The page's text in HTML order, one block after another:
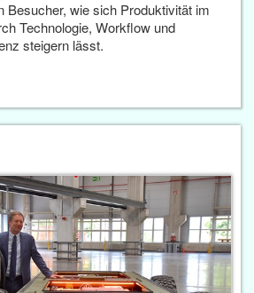
Besucher, wie sich Produktivität im
Technologie, Workflow und
steigern lässt.